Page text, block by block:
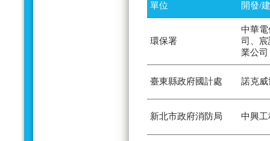
單位 開發/
環保署
中華
司、
業公司
臺東縣政府國計處 諾克
新北市政府消防局 中興